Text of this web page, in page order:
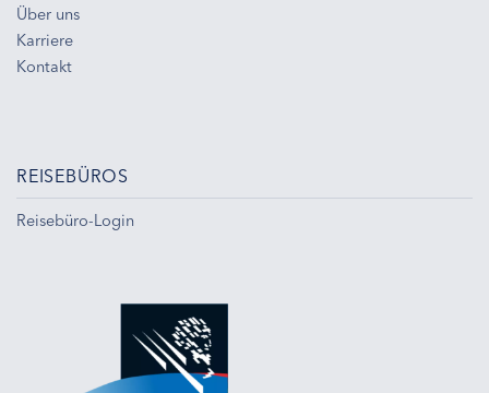
Über uns
Karriere
Kontakt
REISEBÜROS
Reisebüro-Login